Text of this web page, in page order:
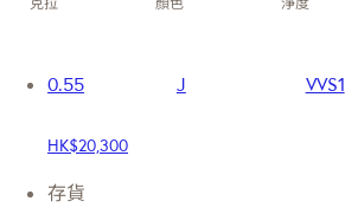
0.55 J VVS1
HK$20,300
存貨